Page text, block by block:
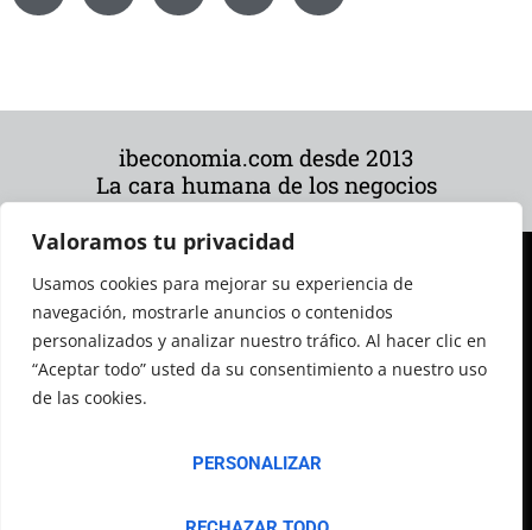
Valoramos tu privacidad
Usamos cookies para mejorar su experiencia de
navegación, mostrarle anuncios o contenidos
personalizados y analizar nuestro tráfico. Al hacer clic en
“Aceptar todo” usted da su consentimiento a nuestro uso
de las cookies.
PERSONALIZAR
ibeconomia.com desde 2013
La cara humana de los negocios